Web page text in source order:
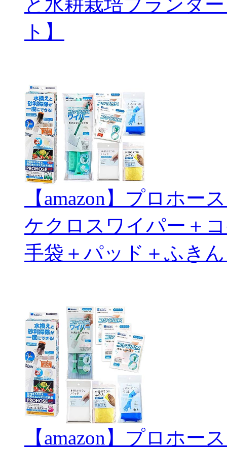
ト】
【amazon】プロホ
ケクロスワイパー＋
手袋＋パッド＋ふき
【amazon】プロホー